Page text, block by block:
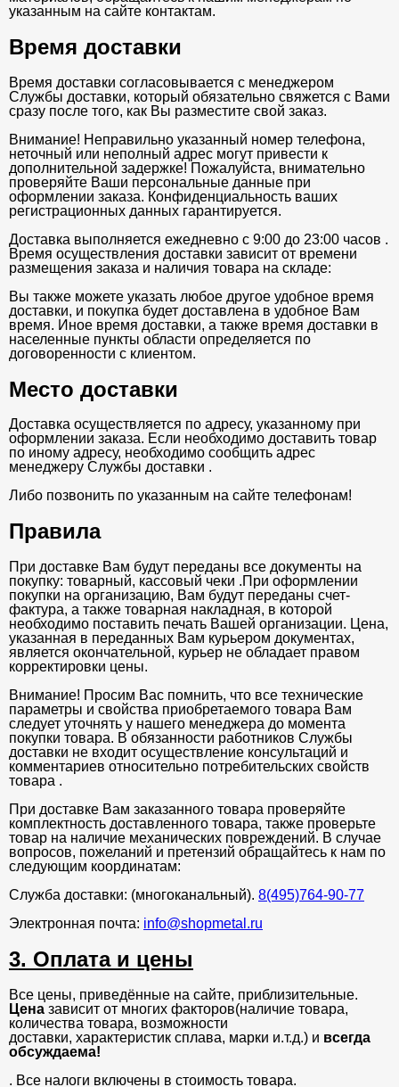
указанным на сайте контактам.
Время доставки
Время доставки согласовывается с менеджером
Службы доставки, который обязательно свяжется с Вами
сразу после того, как Вы разместите свой заказ.
Внимание! Неправильно указанный номер телефона,
неточный или неполный адрес могут привести к
дополнительной задержке! Пожалуйста, внимательно
проверяйте Ваши персональные данные при
оформлении заказа. Конфиденциальность ваших
регистрационных данных гарантируется.
Доставка выполняется ежедневно с 9:00 до 23:00 часов .
Время осуществления доставки зависит от времени
размещения заказа и наличия товара на складе:
Вы также можете указать любое другое удобное время
доставки, и покупка будет доставлена в удобное Вам
время. Иное время доставки, а также время доставки в
населенные пункты области определяется по
договоренности с клиентом.
Место доставки
Доставка осуществляется по адресу, указанному при
оформлении заказа. Если необходимо доставить товар
по иному адресу, необходимо сообщить адрес
менеджеру Службы доставки .
Либо позвонить по указанным на сайте телефонам!
Правила
При доставке Вам будут переданы все документы на
покупку: товарный, кассовый чеки .При оформлении
покупки на организацию, Вам будут переданы счет-
фактура, а также товарная накладная, в которой
необходимо поставить печать Вашей организации. Цена,
указанная в переданных Вам курьером документах,
является окончательной, курьер не обладает правом
корректировки цены.
Внимание! Просим Вас помнить, что все технические
параметры и свойства приобретаемого товара Вам
следует уточнять у нашего менеджера до момента
покупки товара. В обязанности работников Службы
доставки не входит осуществление консультаций и
комментариев относительно потребительских свойств
товара .
При доставке Вам заказанного товара проверяйте
комплектность доставленного товара, также проверьте
товар на наличие механических повреждений. В случае
вопросов, пожеланий и претензий обращайтесь к нам по
следующим координатам:
Служба доставки: (многоканальный). 8(495)764-90-77
Электронная почта: info@shopmetal.ru
3. Оплата и цены
Все цены, приведённые на сайте, приблизительные.
Цена зависит от многих факторов(наличие товара,
количества товара, возможности
доставки, характеристик сплава, марки и.т.д.) и всегда
обсуждаема!
. Все налоги включены в стоимость товара.